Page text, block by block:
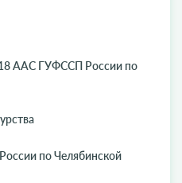
ААС ГУФССП России по
по Челябинской